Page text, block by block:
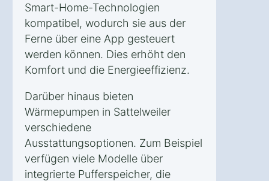
Smart-Home-Technologien
kompatibel, wodurch sie aus der
Ferne über eine App gesteuert
werden können. Dies erhöht den
Komfort und die Energieeffizienz.
Darüber hinaus bieten
Wärmepumpen in Sattelweiler
verschiedene
Ausstattungsoptionen. Zum Beispiel
verfügen viele Modelle über
integrierte Pufferspeicher, die